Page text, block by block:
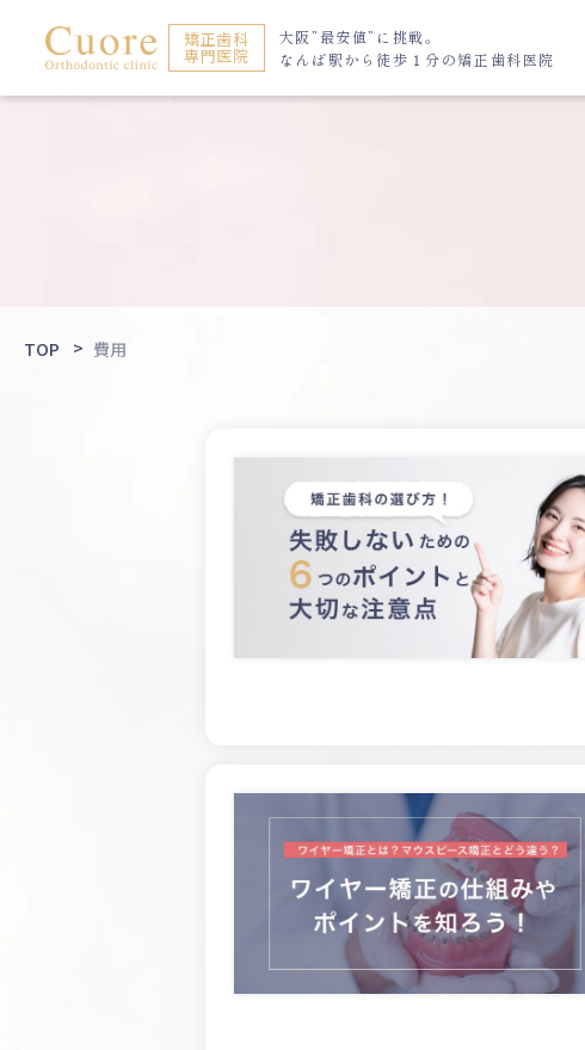
矯正歯科
専門医院
大阪”最安値”に挑戦。
なんば駅から徒歩１分の矯正歯科医院
TOP 費用